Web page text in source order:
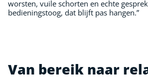
worsten, vuile schorten en echte
bedieningstoog, dat blijft pas hangen.”
Van bereik naar